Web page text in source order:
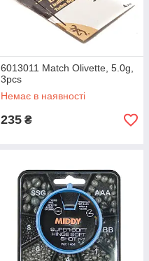
6013011 Match Olivette, 5.0g,
3pcs
Немає в наявності
235 ₴